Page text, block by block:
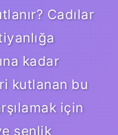
Cadılar
kadar
kutlanan bu
için
şenlik